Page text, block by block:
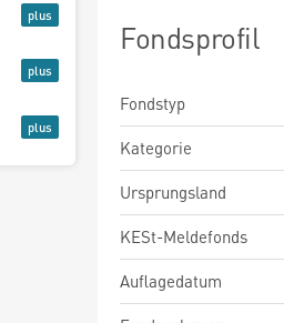
Fondsprofil
Fondstyp
Kategorie
Ursprungsland
KESt-Meldefonds
Auflagedatum